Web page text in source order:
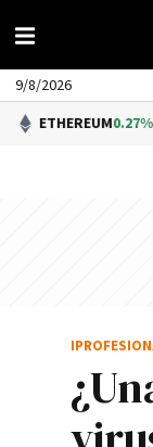
9/8/2026
0.27%$1,920.53